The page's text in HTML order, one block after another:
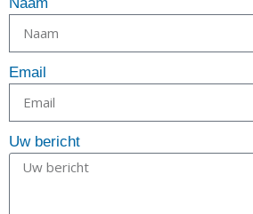
Email
Uw bericht